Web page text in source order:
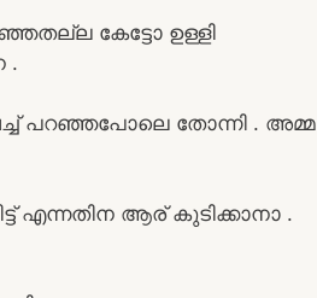
കേട്ടോ ഉള്ളി
.
പറഞ്ഞപോലെ തോന്നി . അമ്മ
എന്നതിന ആര് കുടിക്കാനാ .